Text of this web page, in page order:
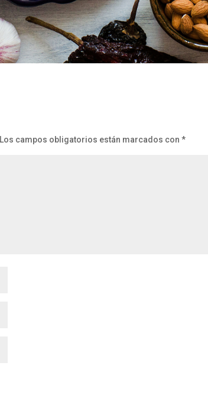
Los campos obligatorios están marcados con*